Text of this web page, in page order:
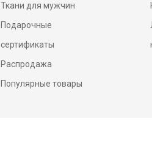
Ткани для мужчин
Подарочные
сертификаты
Распродажа
Популярные товары